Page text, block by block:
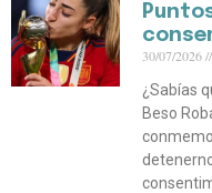
30/07/2026
¿Sabías
Beso